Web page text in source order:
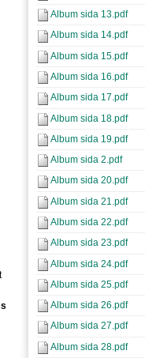
Album sida 13.pdf
Album sida 14.pdf
Album sida 15.pdf
Album sida 16.pdf
Album sida 17.pdf
Album sida 18.pdf
Album sida 19.pdf
Album sida 2.pdf
Album sida 20.pdf
Album sida 21.pdf
Album sida 22.pdf
Album sida 23.pdf
Album sida 24.pdf
Album sida 25.pdf
Album sida 26.pdf
Album sida 27.pdf
Album sida 28.pdf